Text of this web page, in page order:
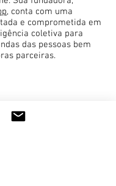
, conta com uma
e comprometida em
coletiva para
das pessoas bem
parceiras.